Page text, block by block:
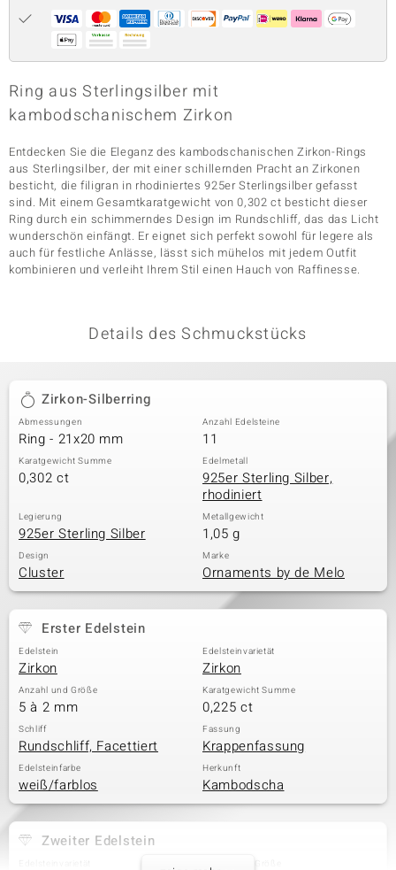
Ring aus Sterlingsilber mit
kambodschanischem Zirkon
Entdecken Sie die Eleganz des kambodschanischen Zirkon-Rings
aus Sterlingsilber, der mit einer schillernden Pracht an Zirkonen
besticht, die filigran in rhodiniertes 925er Sterlingsilber gefasst
sind. Mit einem Gesamtkaratgewicht von 0,302 ct besticht dieser
Ring durch ein schimmerndes Design im Rundschliff, das das Licht
wunderschön einfängt. Er eignet sich perfekt sowohl für legere als
auch für festliche Anlässe, lässt sich mühelos mit jedem Outfit
kombinieren und verleiht Ihrem Stil einen Hauch von Raffinesse.
Details des Schmuckstücks
Zirkon-Silberring
Abmessungen
Ring - 21x20 mm
Anzahl Edelsteine
11
Karatgewicht Summe
0,302 ct
Edelmetall
925er Sterling Silber,
rhodiniert
Legierung
925er Sterling Silber
Metallgewicht
1,05 g
Design
Cluster
Marke
Ornaments by de Melo
Erster Edelstein
Edelstein
Zirkon
Edelsteinvarietät
Zirkon
Anzahl und Größe
5 à 2 mm
Karatgewicht Summe
0,225 ct
Schliff
Rundschliff, Facettiert
Fassung
Krappenfassung
Edelsteinfarbe
weiß/farblos
Herkunft
Kambodscha
Zweiter Edelstein